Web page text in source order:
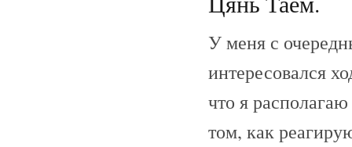
У меня с
интересовался
что я
том, как